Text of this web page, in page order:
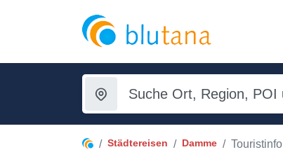
Städtereisen Damme Touristinfo